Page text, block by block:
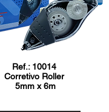
Ref.: 10014
Corretivo Roller
5mm x 6m